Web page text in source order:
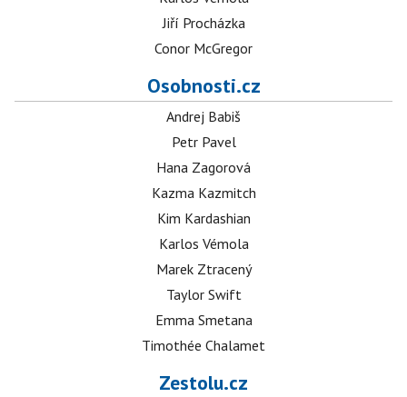
Jiří Procházka
Conor McGregor
Osobnosti.cz
Andrej Babiš
Petr Pavel
Hana Zagorová
Kazma Kazmitch
Kim Kardashian
Karlos Vémola
Marek Ztracený
Taylor Swift
Emma Smetana
Timothée Chalamet
Zestolu.cz